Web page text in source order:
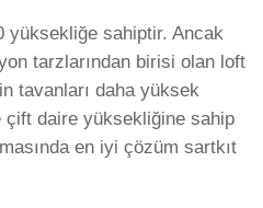
yüksekliğe sahiptir. Ancak
tarzlarından birisi olan loft
tavanları daha yüksek
daire yüksekliğine sahip
en iyi çözüm sartkıt